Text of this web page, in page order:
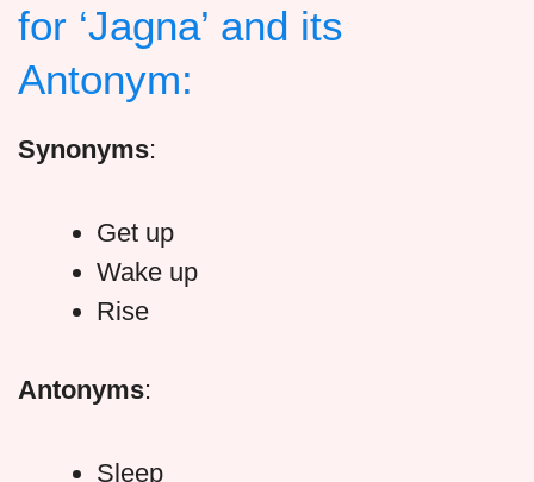
for ‘Jagna’ and its
Antonym:
Synonyms:
Get up
Wake up
Rise
Antonyms:
Sleep